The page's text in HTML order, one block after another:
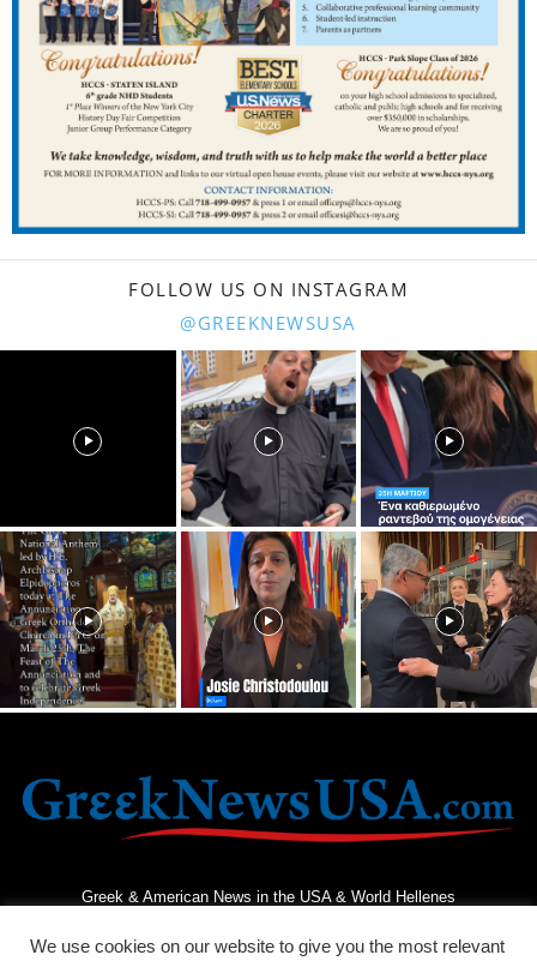
FOLLOW US ON INSTAGRAM
@GREEKNEWSUSA
Greek & American News in the USA & World Hellenes
We use cookies on our website to give you the most relevant